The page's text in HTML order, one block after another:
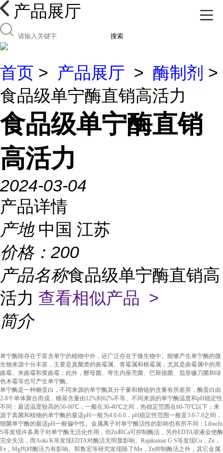
产品展厅
搜索
首页 > 产品展厅 > 酶制剂 >
食品级单宁酶直销高活力
食品级单宁酶直销
高活力
2024-03-04
产品详情
产地 中国 江苏
价格： 200
产品名称食品级单宁酶直销高
活力 查看相似产品 >
简介
单宁酶除存在于富含单宁的植物中外，还广泛存在于微生物中。能够产生单宁酶的微
生物来源十分丰富，主要是真菌类的曲霉属、青霉属和根霉属，尤其是曲霉属中的黑
曲霉、米曲霉和黄曲霉；此外，酵母菌、寄生内座壳菌、巴斯德菌、茄形镰刀菌和绿
色木霉等也可产生单宁酶。
单宁酶是一种糖蛋白，不同来源的单宁酶其分子量和糖链的含量有所差异，酶蛋白由
2-8个单体聚合而成，糖基含量由12%到62%不等。不同来源的单宁酶温度和pH稳定性
不同：最适温度较高的50-60℃，一般在30-40℃之间，热稳定范围在60-70℃以下；来
源于真菌和植物的单宁酶的最适pH一般为4.0-6.0，pH稳定性范围一般是3.0-7.0之间，
细菌单宁酶的最适pH一般偏中性。金属离子对单宁酶活性的影响也有所不同：Libuchi
S等发现许多离子对单宁酶无活化作用，但Zn和Ca可抑制酶活，另外EDTA溶液会使酶
完全失活，而Aoki K等发现EDTA对酶活无明显影响。Rajakumar G S等发现Cu，Zn，
Fe，Mg均对酶活力有影响。郭鲁宏等研究发现除了Mn，Zn抑制酶活之外，其它金属